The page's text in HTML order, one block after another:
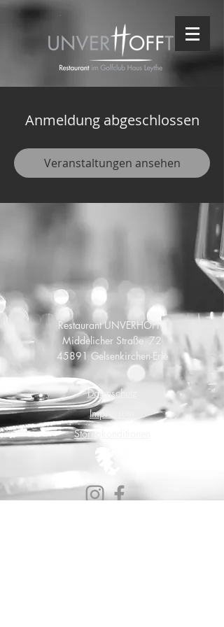
Anmeldung abgeschlossen
Veranstaltungen ansehen
Restaurant UNVERHOFFT
Middelicher Straße 72
45891 Gelsenkirchen-Erle
Datenschutz
Impressum
Stornokonditionen